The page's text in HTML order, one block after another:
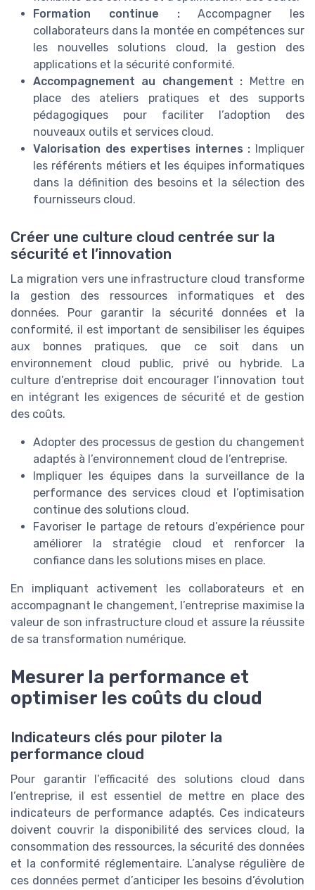
Formation continue :Accompagner les
collaborateurs dans la montée en compétences sur
les nouvelles solutions cloud, la gestion des
applications et la sécurité conformité.
Accompagnement au changement : Mettre en
place des ateliers pratiques et des supports
pédagogiques pour faciliter l’adoption des
nouveaux outils et services cloud.
Valorisation des expertises internes : Impliquer
les référents métiers et les équipes informatiques
dans la définition des besoins et la sélection des
fournisseurs cloud.
Créer une culture cloud centrée sur la
sécurité et l’innovation
La migration vers une infrastructure cloud transforme
la gestion des ressources informatiques et des
données. Pour garantir la sécurité données et la
conformité, il est important de sensibiliser les équipes
aux bonnes pratiques, que ce soit dans un
environnement cloud public, privé ou hybride. La
culture d’entreprise doit encourager l’innovation tout
en intégrant les exigences de sécurité et de gestion
des coûts.
Adopter des processus de gestion du changement
adaptés à l’environnement cloud de l’entreprise.
Impliquer les équipes dans la surveillance de la
performance des services cloud et l’optimisation
continue des solutions cloud.
Favoriser le partage de retours d’expérience pour
améliorer la stratégie cloud et renforcer la
confiance dans les solutions mises en place.
En impliquant activement les collaborateurs et en
accompagnant le changement, l’entreprise maximise la
valeur de son infrastructure cloud et assure la réussite
de sa transformation numérique.
Mesurer la performance et
optimiser les coûts du cloud
Indicateurs clés pour piloter la
performance cloud
Pour garantir l’efficacité des solutions cloud dans
l’entreprise, il est essentiel de mettre en place des
indicateurs de performance adaptés. Ces indicateurs
doivent couvrir la disponibilité des services cloud, la
consommation des ressources, la sécurité des données
et la conformité réglementaire. L’analyse régulière de
ces données permet d’anticiper les besoins d’évolution
CIO at WORK ! — 2026➔ Télécharger
*En remplissant ce formulaire, j’accepte d’être
contacté(e) à des fins commerciales par CIO at WORK ! et
ses partenaires.